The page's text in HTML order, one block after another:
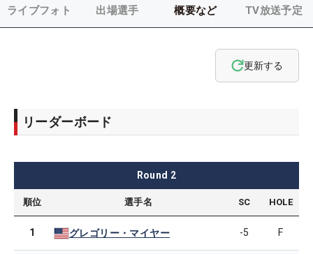
ライブフォト 出場選手 概要など TV放送予定
更新する
リーダーボード
Round 2
順位 選手名 SC HOLE
1 グレゴリー・マイヤー -5 F